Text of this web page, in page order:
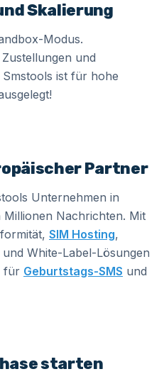
Skalierung
Modus.
und
ist für hohe
Partner
Unternehmen in
Nachrichten. Mit
SIM Hosting,
und White-Label-Lösungen
für Geburtstags-SMS und
starten